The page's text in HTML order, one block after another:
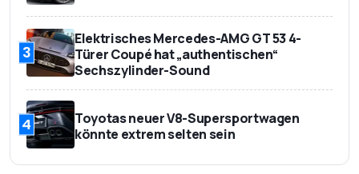
3
Elektrisches Mercedes-AMG GT 53 4-
Türer Coupé hat „authentischen“
Sechszylinder-Sound
4
Toyotas neuer V8-Supersportwagen
könnte extrem selten sein